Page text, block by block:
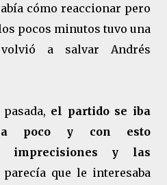
cómo reaccionar pero
pocos minutos tuvo una
a salvar Andrés
el partido se iba
a poco y con esto
imprecisiones y las
que le interesaba